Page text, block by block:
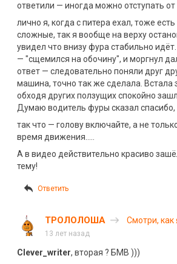
ответили — иногда можно отступать
лично я, когда с питера ехал, тоже
сложные, так я вообще на верху
увидел что внизу фура стабильно
— "сщемился на обочину", и моргнул
ответ — следовательно поняли друг
машина, точно так же сделала. Встала
обходя других ползущих спокойно
Думаю водитель фуры сказал спасибо,
так что — голову включайте, а не
время движения…..
А в видео действительно красиво
тему!
Ответить
ТРОЛОЛОША Смотри, как
13 лет назад
Clever_writer, вторая ? БМВ )))